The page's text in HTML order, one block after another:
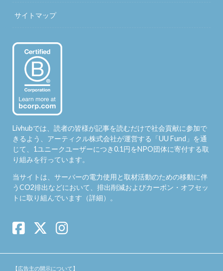
サイトマップ
Livhubでは、読者の皆様が記事を読むだけで社会貢献に参加で
きるよう、アーティクル株式会社が運営する「UU Fund 」を通
じて、1ユニークユーザーにつき0.1円をNPO団体に寄付する取
り組みを行っています。
当サイトは、サーバーの電力使用と取材活動のための移動に伴
うCO2排出などにおいて、排出削減およびカーボン・オフセッ
トに取り組んでいます（詳細）。
【広告主の開示について】